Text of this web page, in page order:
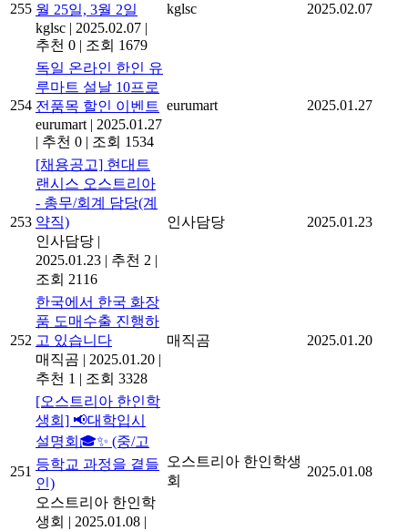
255 월 25일, 3월 2일
kglsc | 2025.02.07 |
추천 0 | 조회 1679
kglsc 2025.02.07
254
독일 온라인 한인 유
루마트 설날 10프로
전품목 할인 이벤트
eurumart | 2025.01.27
| 추천 0 | 조회 1534
eurumart 2025.01.27
253
[채용공고] 현대트
랜시스 오스트리아
- 총무/회계 담당(계
약직)
인사담당 |
2025.01.23 | 추천 2 |
조회 2116
인사담당 2025.01.23
252
한국에서 한국 화장
품 도매수출 진행하
고 있습니다
매직곰 | 2025.01.20 |
추천 1 | 조회 3328
매직곰 2025.01.20
251
[오스트리아 한인학
생회] 📢대학입시
설명회🎓✨ (중/고
등학교 과정을 곁들
인)
오스트리아 한인학
생회 | 2025.01.08 |
오스트리아 한인학생
회
2025.01.08